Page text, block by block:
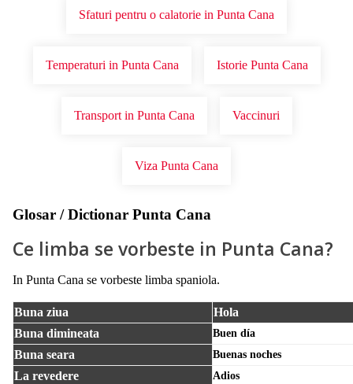
Sfaturi pentru o calatorie in Punta Cana
Temperaturi in Punta Cana Istorie Punta Cana
Transport in Punta Cana Vaccinuri
Viza Punta Cana
Glosar / Dictionar Punta Cana
Ce limba se vorbeste in Punta Cana?
In Punta Cana se vorbeste limba spaniola.
Buna ziua
Hola
Buna dimineata
Buen día
Buna seara Buenas noches
La revedere Adios